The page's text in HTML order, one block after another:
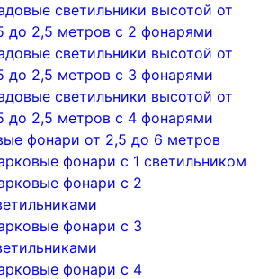
светильники высотой от
до 2,5 метров с 2 фонарями
светильники высотой от
до 2,5 метров с 3 фонарями
светильники высотой от
до 2,5 метров с 4 фонарями
фонари от 2,5 до 6 метров
фонари с 1 светильником
фонари с 2
фонари с 3
фонари с 4